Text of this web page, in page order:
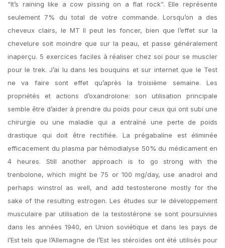
“It’s raining like a cow pissing on a flat rock”. Elle représente
seulement 7% du total de votre commande. Lorsqu’on a des
cheveux clairs, le MT II peut les foncer, bien que l’effet sur la
chevelure soit moindre que sur la peau, et passe généralement
inaperçu. 5 exercices faciles à réaliser chez soi pour se muscler
pour le trek. J’ai lu dans les bouquins et sur internet que le Test
ne va faire sont effet qu’après la troisième semaine. Les
propriétés et actions d’oxandrolone: son utilisation principale
semble être d’aider à prendre du poids pour ceux qui ont subi une
chirurgie ou une maladie qui a entraîné une perte de poids
drastique qui doit être rectifiée. La prégabaline est éliminée
efficacement du plasma par hémodialyse 50% du médicament en
4 heures. Still another approach is to go strong with the
trenbolone, which might be 75 or 100 mg/day, use anadrol and
perhaps winstrol as well, and add testosterone mostly for the
sake of the resulting estrogen. Les études sur le développement
musculaire par utilisation de la testostérone se sont poursuivies
dans les années 1940, en Union soviétique et dans les pays de
l’Est tels que l’Allemagne de l’Est les stéroïdes ont été utilisés pour